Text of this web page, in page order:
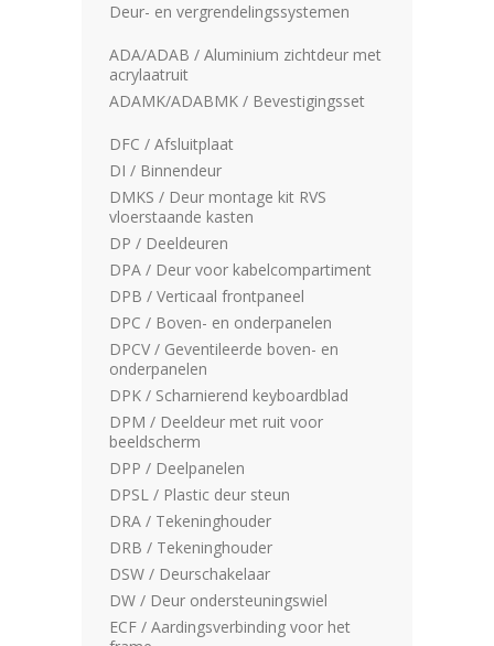
Deur- en vergrendelingssystemen
ADA/ADAB / Aluminium zichtdeur met
acrylaatruit
ADAMK/ADABMK / Bevestigingsset
DFC / Afsluitplaat
DI / Binnendeur
DMKS / Deur montage kit RVS
vloerstaande kasten
DP / Deeldeuren
DPA / Deur voor kabelcompartiment
DPB / Verticaal frontpaneel
DPC / Boven- en onderpanelen
DPCV / Geventileerde boven- en
onderpanelen
DPK / Scharnierend keyboardblad
DPM / Deeldeur met ruit voor
beeldscherm
DPP / Deelpanelen
DPSL / Plastic deur steun
DRA / Tekeninghouder
DRB / Tekeninghouder
DSW / Deurschakelaar
DW / Deur ondersteuningswiel
ECF / Aardingsverbinding voor het